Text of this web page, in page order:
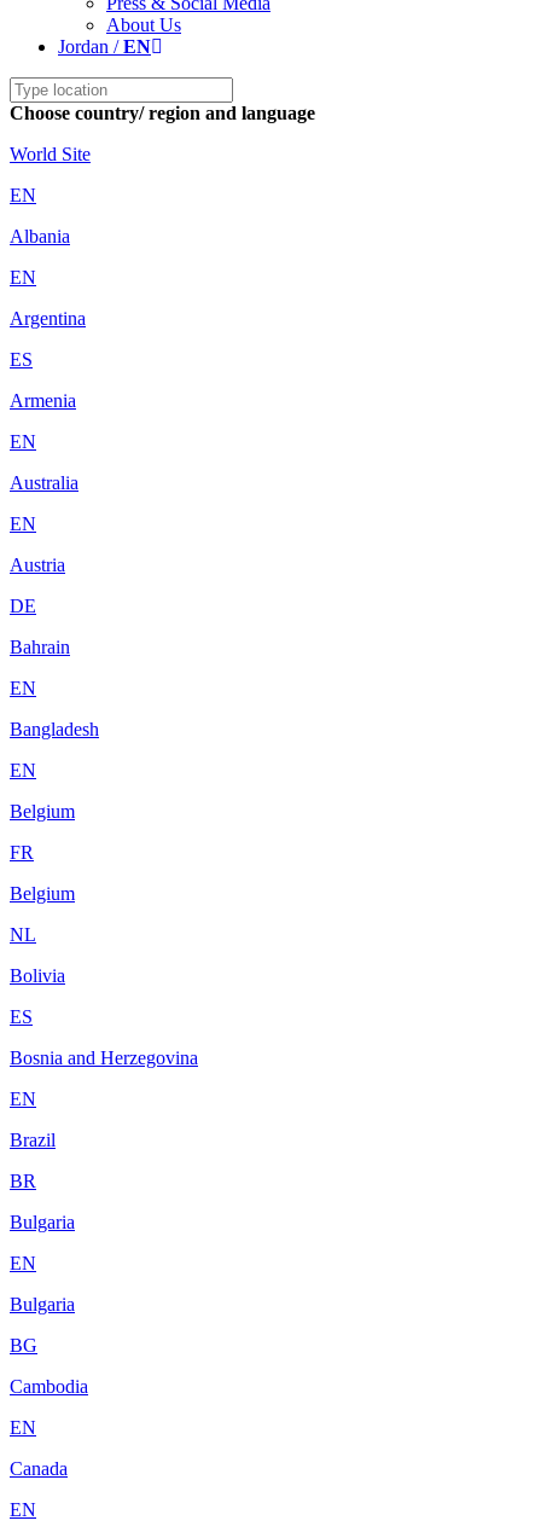
About Us
Jordan /EN
Choose country/ region and language
World Site
EN
Albania
EN
Argentina
ES
Armenia
EN
Australia
EN
Austria
DE
Bahrain
EN
Bangladesh
EN
Belgium
FR
Belgium
NL
Bolivia
ES
Bosnia and Herzegovina
EN
Brazil
BR
Bulgaria
EN
Bulgaria
BG
Cambodia
EN
Canada
EN